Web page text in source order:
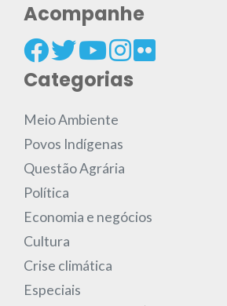
Acompanhe
Categorias
Meio Ambiente
Povos Indígenas
Questão Agrária
Política
Economia e negócios
Cultura
Crise climática
Especiais